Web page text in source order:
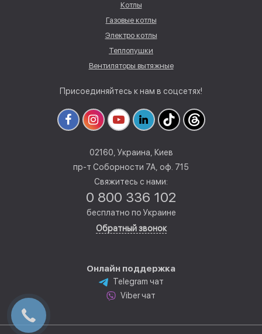
Котлы
Газовые котлы
Электро котлы
Теплопушки
Вентиляторы вытяжные
Присоединяйтесь к нам в соцсетях!
02160, Украина, Киев
пр-т Соборности 7А, оф. 715
Свяжитесь с нами:
0 800 336 102
бесплатно по Украине
Обратный звонок
Онлайн поддержка
Telegram чат
Viber чат